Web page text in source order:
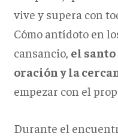
vive y supera con
Cómo antídoto en
cansancio, el
oración y la
empezar con el
Durante el